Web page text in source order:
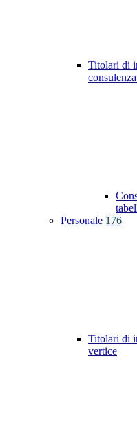
Titolari di
consulenza
Personale 176
Titolari di
vertice